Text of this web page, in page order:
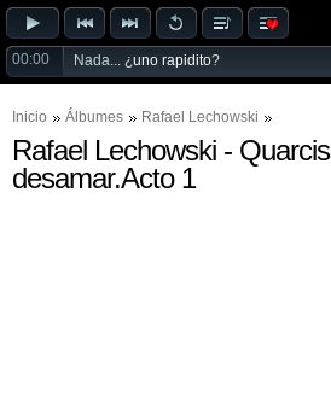
00:00 Nada... ¿uno rapidito?
Inicio Álbumes Rafael Lechowski
Rafael Lechowski -
desamar.Acto 1